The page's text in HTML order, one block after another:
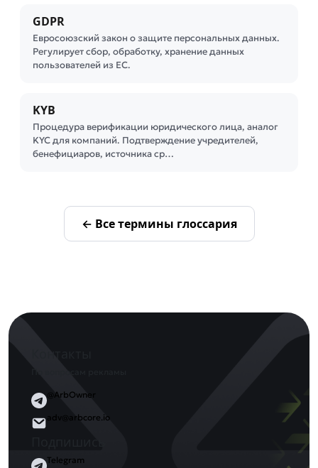
GDPR
Евросоюзский закон о защите персональных данных.
Регулирует сбор, обработку, хранение данных
пользователей из ЕС.
KYB
Процедура верификации юридического лица, аналог
KYC для компаний. Подтверждение учредителей,
бенефициаров, источника ср…
← Все термины глоссария
@ArbOwner
adv@arbcore.io
Telegram